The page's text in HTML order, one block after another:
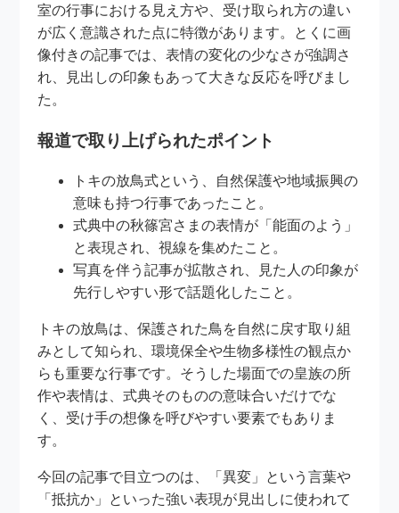
室の行事における見え方や、受け取られ方の違い
が広く意識された点に特徴があります。とくに画
像付きの記事では、表情の変化の少なさが強調さ
れ、見出しの印象もあって大きな反応を呼びまし
た。
報道で取り上げられたポイント
トキの放鳥式という、自然保護や地域振興の
意味も持つ行事であったこと。
式典中の秋篠宮さまの表情が「能面のよう」
と表現され、視線を集めたこと。
写真を伴う記事が拡散され、見た人の印象が
先行しやすい形で話題化したこと。
トキの放鳥は、保護された鳥を自然に戻す取り組
みとして知られ、環境保全や生物多様性の観点か
らも重要な行事です。そうした場面での皇族の所
作や表情は、式典そのものの意味合いだけでな
く、受け手の想像を呼びやすい要素でもありま
す。
今回の記事で目立つのは、「異変」という言葉や
「抵抗か」といった強い表現が見出しに使われて